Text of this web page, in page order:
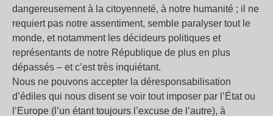
dangereusement à la citoyenneté, à notre humanité ; il ne
requiert pas notre assentiment, semble paralyser tout le
monde, et notamment les décideurs politiques et
représentants de notre République de plus en plus
dépassés – et c’est très inquiétant.
Nous ne pouvons accepter la déresponsabilisation
d’édiles qui nous disent se voir tout imposer par l’État ou
l’Europe (l’un étant toujours l’excuse de l’autre), à